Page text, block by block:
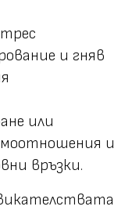
и гняв
или
и
връзки.